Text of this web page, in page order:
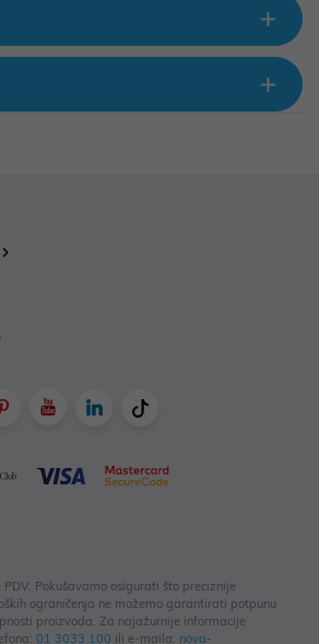
Pokušavamo osigurati što preciznije
ograničenja ne možemo garantirati potpunu
proizvoda. Za najažurnije informacije
01 3033 100 ili e-maila: nova-